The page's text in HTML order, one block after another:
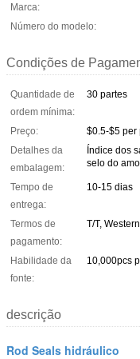
Marca:
Número do modelo:
Condições de
Quantidade de
ordem mínima:
30 partes
Preço:
$0.5-$5 per
Detalhes da
embalagem:
Índice dos
selo do
Tempo de
entrega:
10-15 dias
Termos de
pagamento:
T/T,
Habilidade da
fonte:
10,000pcs
descrição
Rod Seals hidráulico